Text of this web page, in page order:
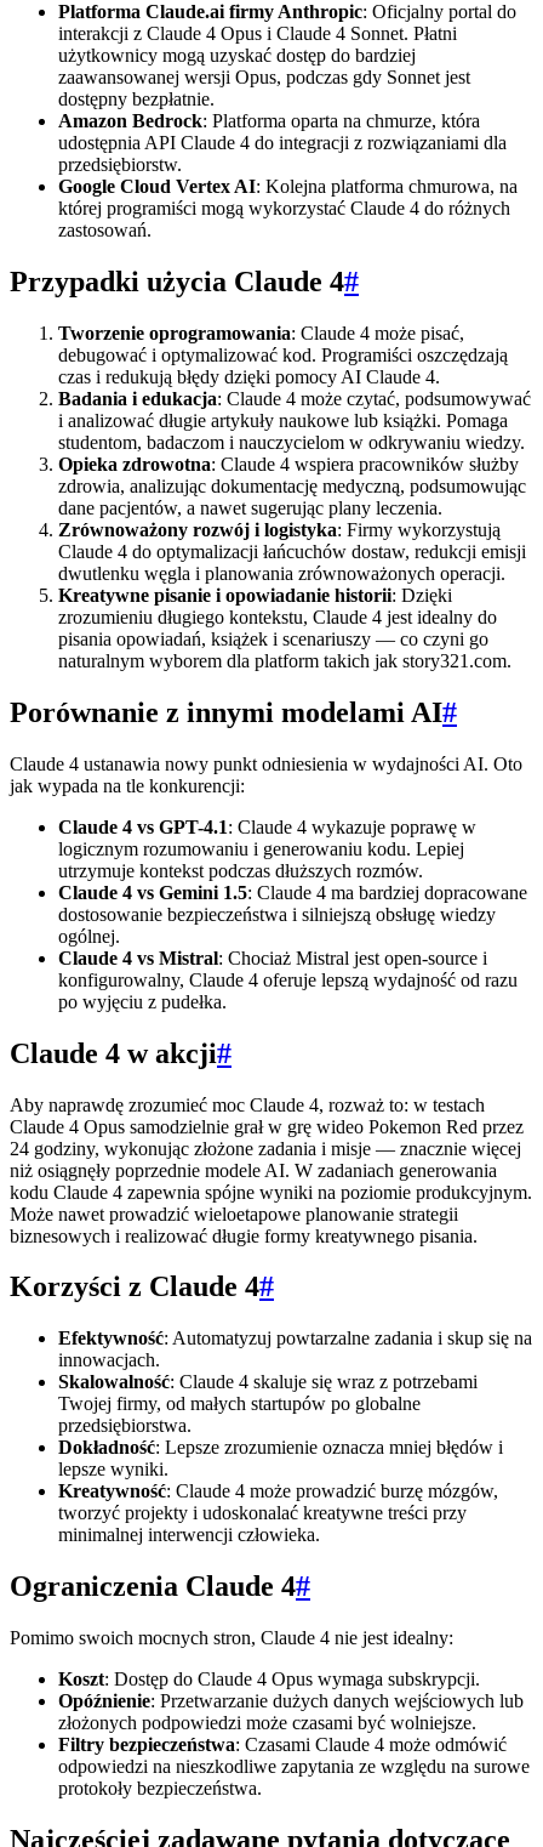
Platforma Claude.ai firmy Anthropic: Oficjalny portal do
interakcji z Claude 4 Opus i Claude 4 Sonnet. Płatni
użytkownicy mogą uzyskać dostęp do bardziej
zaawansowanej wersji Opus, podczas gdy Sonnet jest
dostępny bezpłatnie.
Amazon Bedrock: Platforma oparta na chmurze, która
udostępnia API Claude 4 do integracji z rozwiązaniami dla
przedsiębiorstw.
Google Cloud Vertex AI: Kolejna platforma chmurowa, na
której programiści mogą wykorzystać Claude 4 do różnych
zastosowań.
Przypadki użycia Claude 4#
Tworzenie oprogramowania: Claude 4 może pisać,
debugować i optymalizować kod. Programiści oszczędzają
czas i redukują błędy dzięki pomocy AI Claude 4.
Badania i edukacja: Claude 4 może czytać, podsumowywać
i analizować długie artykuły naukowe lub książki. Pomaga
studentom, badaczom i nauczycielom w odkrywaniu wiedzy.
Opieka zdrowotna: Claude 4 wspiera pracowników służby
zdrowia, analizując dokumentację medyczną, podsumowując
dane pacjentów, a nawet sugerując plany leczenia.
Zrównoważony rozwój i logistyka: Firmy wykorzystują
Claude 4 do optymalizacji łańcuchów dostaw, redukcji emisji
dwutlenku węgla i planowania zrównoważonych operacji.
Kreatywne pisanie i opowiadanie historii: Dzięki
zrozumieniu długiego kontekstu, Claude 4 jest idealny do
pisania opowiadań, książek i scenariuszy — co czyni go
naturalnym wyborem dla platform takich jak story321.com.
Porównanie z innymi modelami AI#
Claude 4 ustanawia nowy punkt odniesienia w wydajności AI. Oto
jak wypada na tle konkurencji:
Claude 4 vs GPT-4.1: Claude 4 wykazuje poprawę w
logicznym rozumowaniu i generowaniu kodu. Lepiej
utrzymuje kontekst podczas dłuższych rozmów.
Claude 4 vs Gemini 1.5: Claude 4 ma bardziej dopracowane
dostosowanie bezpieczeństwa i silniejszą obsługę wiedzy
ogólnej.
Claude 4 vs Mistral: Chociaż Mistral jest open-source i
konfigurowalny, Claude 4 oferuje lepszą wydajność od razu
po wyjęciu z pudełka.
Claude 4 w akcji#
Aby naprawdę zrozumieć moc Claude 4, rozważ to: w testach
Claude 4 Opus samodzielnie grał w grę wideo Pokemon Red przez
24 godziny, wykonując złożone zadania i misje — znacznie więcej
niż osiągnęły poprzednie modele AI. W zadaniach generowania
kodu Claude 4 zapewnia spójne wyniki na poziomie produkcyjnym.
Może nawet prowadzić wieloetapowe planowanie strategii
biznesowych i realizować długie formy kreatywnego pisania.
Korzyści z Claude 4#
Efektywność: Automatyzuj powtarzalne zadania i skup się na
innowacjach.
Skalowalność: Claude 4 skaluje się wraz z potrzebami
Twojej firmy, od małych startupów po globalne
przedsiębiorstwa.
Dokładność: Lepsze zrozumienie oznacza mniej błędów i
lepsze wyniki.
Kreatywność: Claude 4 może prowadzić burzę mózgów,
tworzyć projekty i udoskonalać kreatywne treści przy
minimalnej interwencji człowieka.
Ograniczenia Claude 4#
Pomimo swoich mocnych stron, Claude 4 nie jest idealny:
Koszt: Dostęp do Claude 4 Opus wymaga subskrypcji.
Opóźnienie: Przetwarzanie dużych danych wejściowych lub
złożonych podpowiedzi może czasami być wolniejsze.
Filtry bezpieczeństwa: Czasami Claude 4 może odmówić
odpowiedzi na nieszkodliwe zapytania ze względu na surowe
protokoły bezpieczeństwa.
Najczęściej zadawane pytania dotyczące